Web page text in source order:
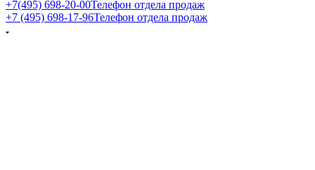
+7(495) 698-20-00Телефон отдела продаж
+7 (495) 698-17-96Телефон отдела продаж